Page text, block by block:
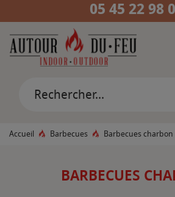
05 45 22 98
Accueil Barbecues Barbecues charbon
BARBECUES